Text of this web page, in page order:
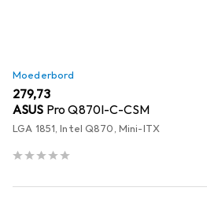
Moederbord
EUR
279,73
ASUS Pro Q870I-C-CSM
LGA 1851, Intel Q870, Mini-ITX